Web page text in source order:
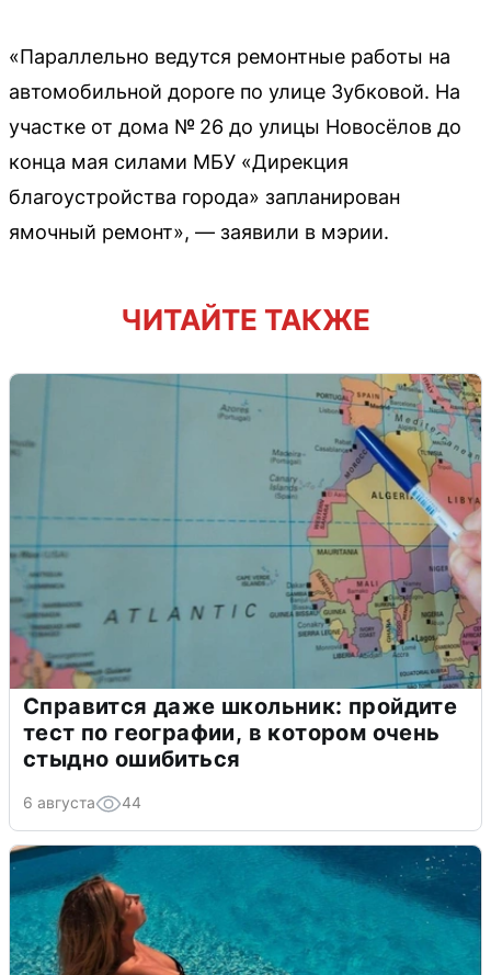
«Параллельно ведутся ремонтные работы на
автомобильной дороге по улице Зубковой. На
участке от дома № 26 до улицы Новосёлов до
конца мая силами МБУ «Дирекция
благоустройства города» запланирован
ямочный ремонт», — заявили в мэрии.
ЧИТАЙТЕ ТАКЖЕ
Справится даже школьник: пройдите
тест по географии, в котором очень
стыдно ошибиться
6 августа 44